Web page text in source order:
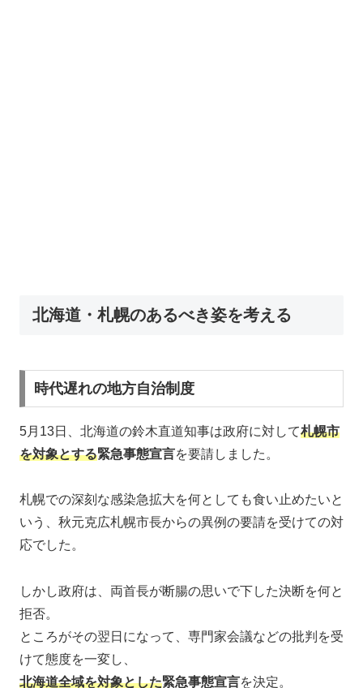
北海道・札幌のあるべき姿を考える
時代遅れの地方自治制度
5月13日、北海道の鈴木直道知事は政府に対して札幌市
を対象とする緊急事態宣言を要請しました。
札幌での深刻な感染急拡大を何としても食い止めたいと
いう、秋元克広札幌市長からの異例の要請を受けての対
応でした。
しかし政府は、両首長が断腸の思いで下した決断を何と
拒否。
ところがその翌日になって、専門家会議などの批判を受
けて態度を一変し、
北海道全域を対象とした緊急事態宣言を決定。